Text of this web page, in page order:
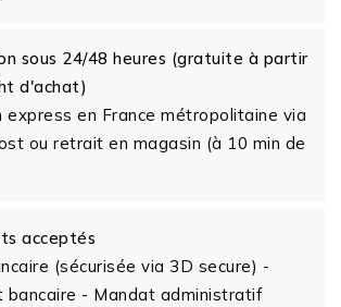
sous 24/48 heures (gratuite à partir
d'achat)
express en France métropolitaine via
ou retrait en magasin (à 10 min de
acceptés
(sécurisée via 3D secure) -
bancaire - Mandat administratif